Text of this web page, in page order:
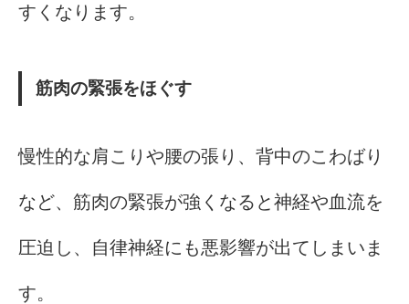
すくなります。
筋肉の緊張をほぐす
慢性的な肩こりや腰の張り、背中のこわばり
など、筋肉の緊張が強くなると神経や血流を
圧迫し、自律神経にも悪影響が出てしまいま
す。